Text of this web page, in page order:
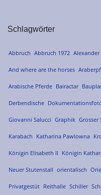
Schlagwörter
Abbruch Abbruch 1972 Alexander
And where are the horses
Arabische Pferde Bairactar
Derbendische
Giovanni Salucci Graphik Grosser
Karabach Katharina Pawlowna
Königin Elisabeth II Königin
Neuer Stutenstall orientalisch
Privatgestüt Reithalle Schiller